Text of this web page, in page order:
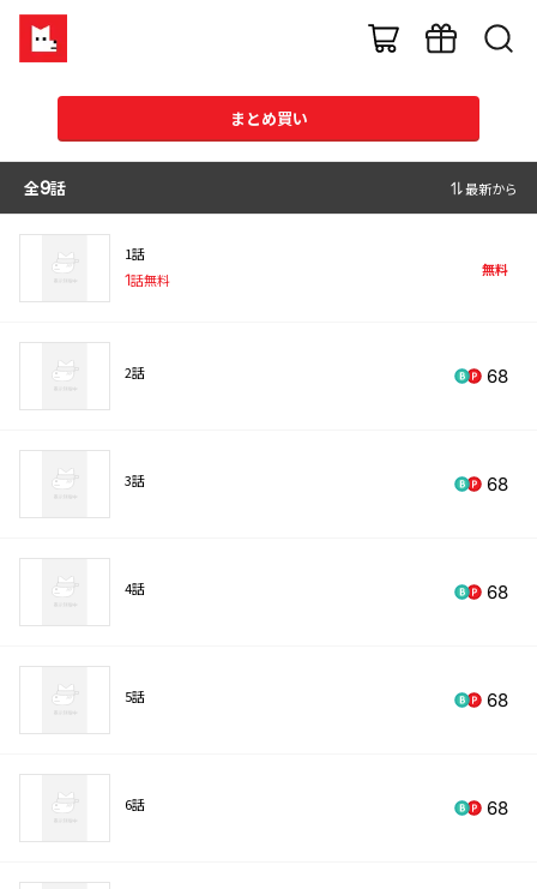
まとめ買い
全9話 最新から
1話
1話無料
無料
2話 68
3話 68
4話 68
5話 68
6話 68